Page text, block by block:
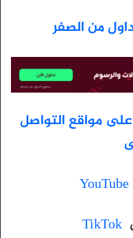
من الصفر
على مواقع التواصل
YouTube
TikTok